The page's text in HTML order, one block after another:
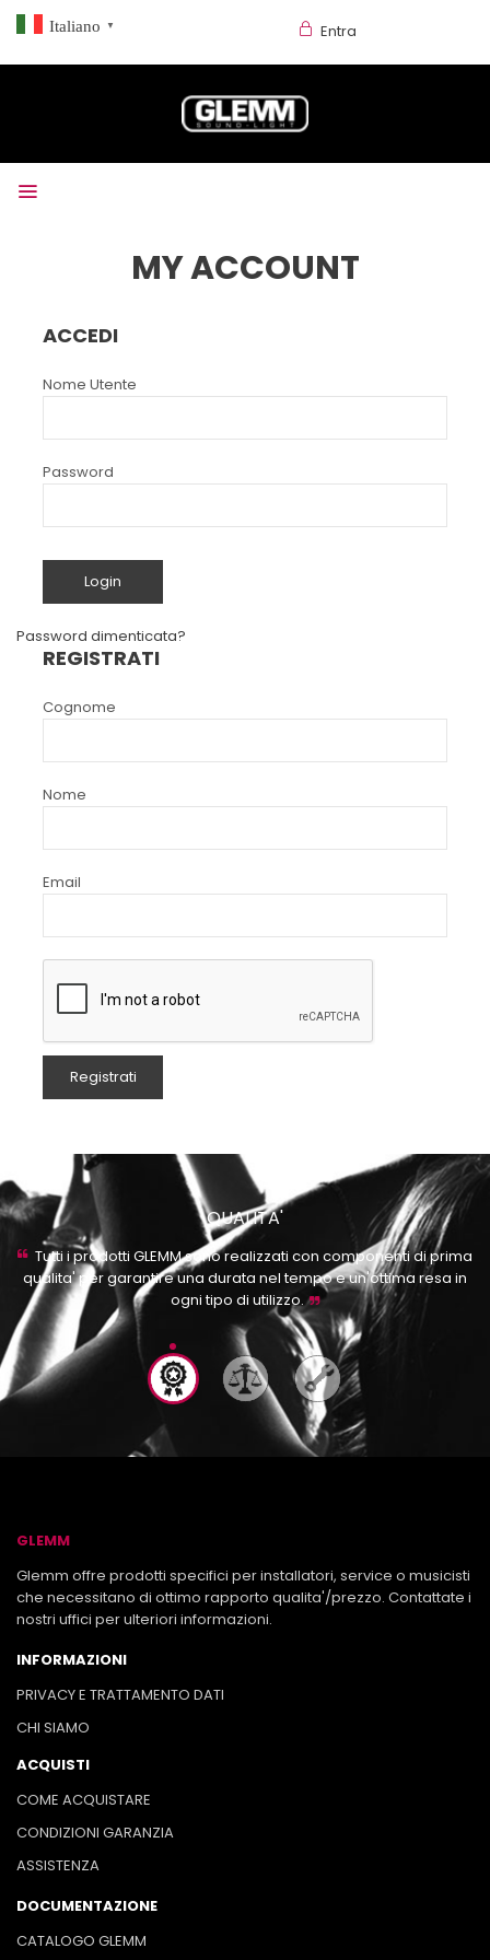
Italiano ▼ Entra
MY ACCOUNT
ACCEDI
Nome Utente
Password
Password dimenticata?
REGISTRATI
Cognome
Nome
Email
QUALITA'
Tutti i prodotti GLEMM sono realizzati con componenti di prima
qualita' per garantire una durata nel tempo e un'ottima resa in
ogni tipo di utilizzo.
GLEMM
Glemm offre prodotti specifici per installatori, service o musicisti
che necessitano di ottimo rapporto qualita'/prezzo. Contattate i
nostri uffici per ulteriori informazioni.
INFORMAZIONI
PRIVACY E TRATTAMENTO DATI
CHI SIAMO
ACQUISTI
COME ACQUISTARE
CONDIZIONI GARANZIA
ASSISTENZA
DOCUMENTAZIONE
CATALOGO GLEMM